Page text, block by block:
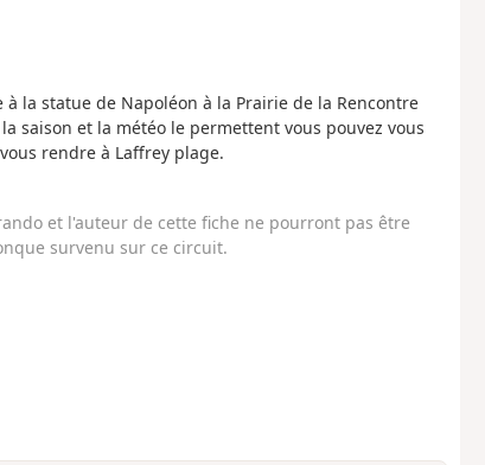
la statue de Napoléon à la Prairie de la Rencontre
saison et la météo le permettent vous pouvez vous
rendre à Laffrey plage.
et l'auteur de cette fiche ne pourront pas être
survenu sur ce circuit.